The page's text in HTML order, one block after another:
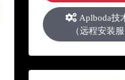
Aplboda技
（远程安装服